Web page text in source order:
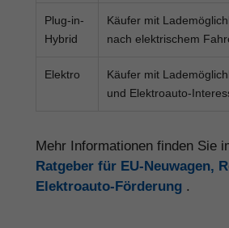
Plug-in-
Hybrid
Käufer mit
nach elektrischem
Elektro
Käufer mit
und Elektroauto-
Mehr Informationen finden Sie
Ratgeber für EU-Neuwagen,
Elektroauto-Förderung .